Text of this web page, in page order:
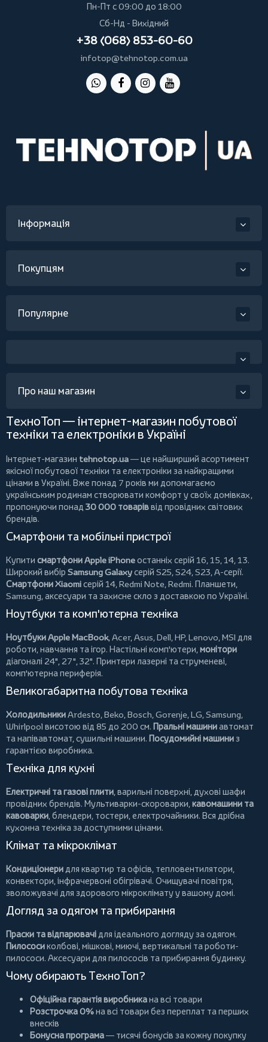
Пн-Пт с 09:00 до 18:00
Сб-Нд - Вихідний
+38 (068) 853-60-60
infotop@tehnotop.com.ua
Інформація
Покупцям
Популярне
Про наш магазин
ТехноТоп — інтернет-магазин побутової
техніки та електроніки в Україні
Інтернет-магазин tehnotop.ua— це найширший асортимент
якісної побутової техніки та електроніки за найкращими
цінами в Україні. Вже понад 7 років ми допомагаємо
українським родинам створювати комфорт у своїх домівках,
пропонуючи понад 30 000 товаріввід провідних світових
брендів.
Смартфони та мобільні пристрої
Купити смартфони Apple iPhoneостанніх серій 16, 15, 14, 13.
Широкий вибір Samsung Galaxyсерій S25, S24, S23, A-серії.
Смартфони Xiaomiсерій 14, Redmi Note, Redmi. Планшети,
Samsung, аксесуари тазахисне скло з доставкою по Україні.
Ноутбуки та комп'ютерна техніка
Ноутбуки Apple MacBook, Acer, Asus, Dell, HP, Lenovo, MSI для
роботи, навчання та ігор. Настільні комп'ютери, монітори
діагоналі 24", 27", 32". Принтери лазерні та струменеві,
комп'ютерна периферія.
Великогабаритна побутова техніка
ХолодильникиArdesto, Beko, Bosch, Gorenje, LG, Samsung,
Whirlpool висотою від 85 до 200 см. Пральні машиниавтомат
та напівавтомат, сушильні машини. Посудомийні машиниз
гарантією виробника.
Техніка для кухні
Електричні та газові плити, варильні поверхні, духові шафи
провідних брендів. Мультиварки-скороварки, кавомашини та
кавоварки, блендери, тостери, електрочайники. Вся дрібна
кухонна техніка за доступними цінами.
Клімат та мікроклімат
Кондиціонери для квартир та офісів, тепловентилятори,
конвектори, інфрачервоні обігрівачі. Очищувачі повітря,
зволожувачі для здорового мікроклімату у вашому домі.
Догляд за одягом та прибирання
Праски та відпарювачі для ідеального догляду за одягом.
Пилососиколбові, мішкові, миючі, вертикальні тароботи-
пилососи. Аксесуари для пилососів та прибирання будинку.
Чому обирають ТехноТоп?
Офіційна гарантія виробникана всі товари
Розстрочка 0%на всі товари без переплат та перших
внесків
Бонусна програма— тисячі бонусів за кожну покупку